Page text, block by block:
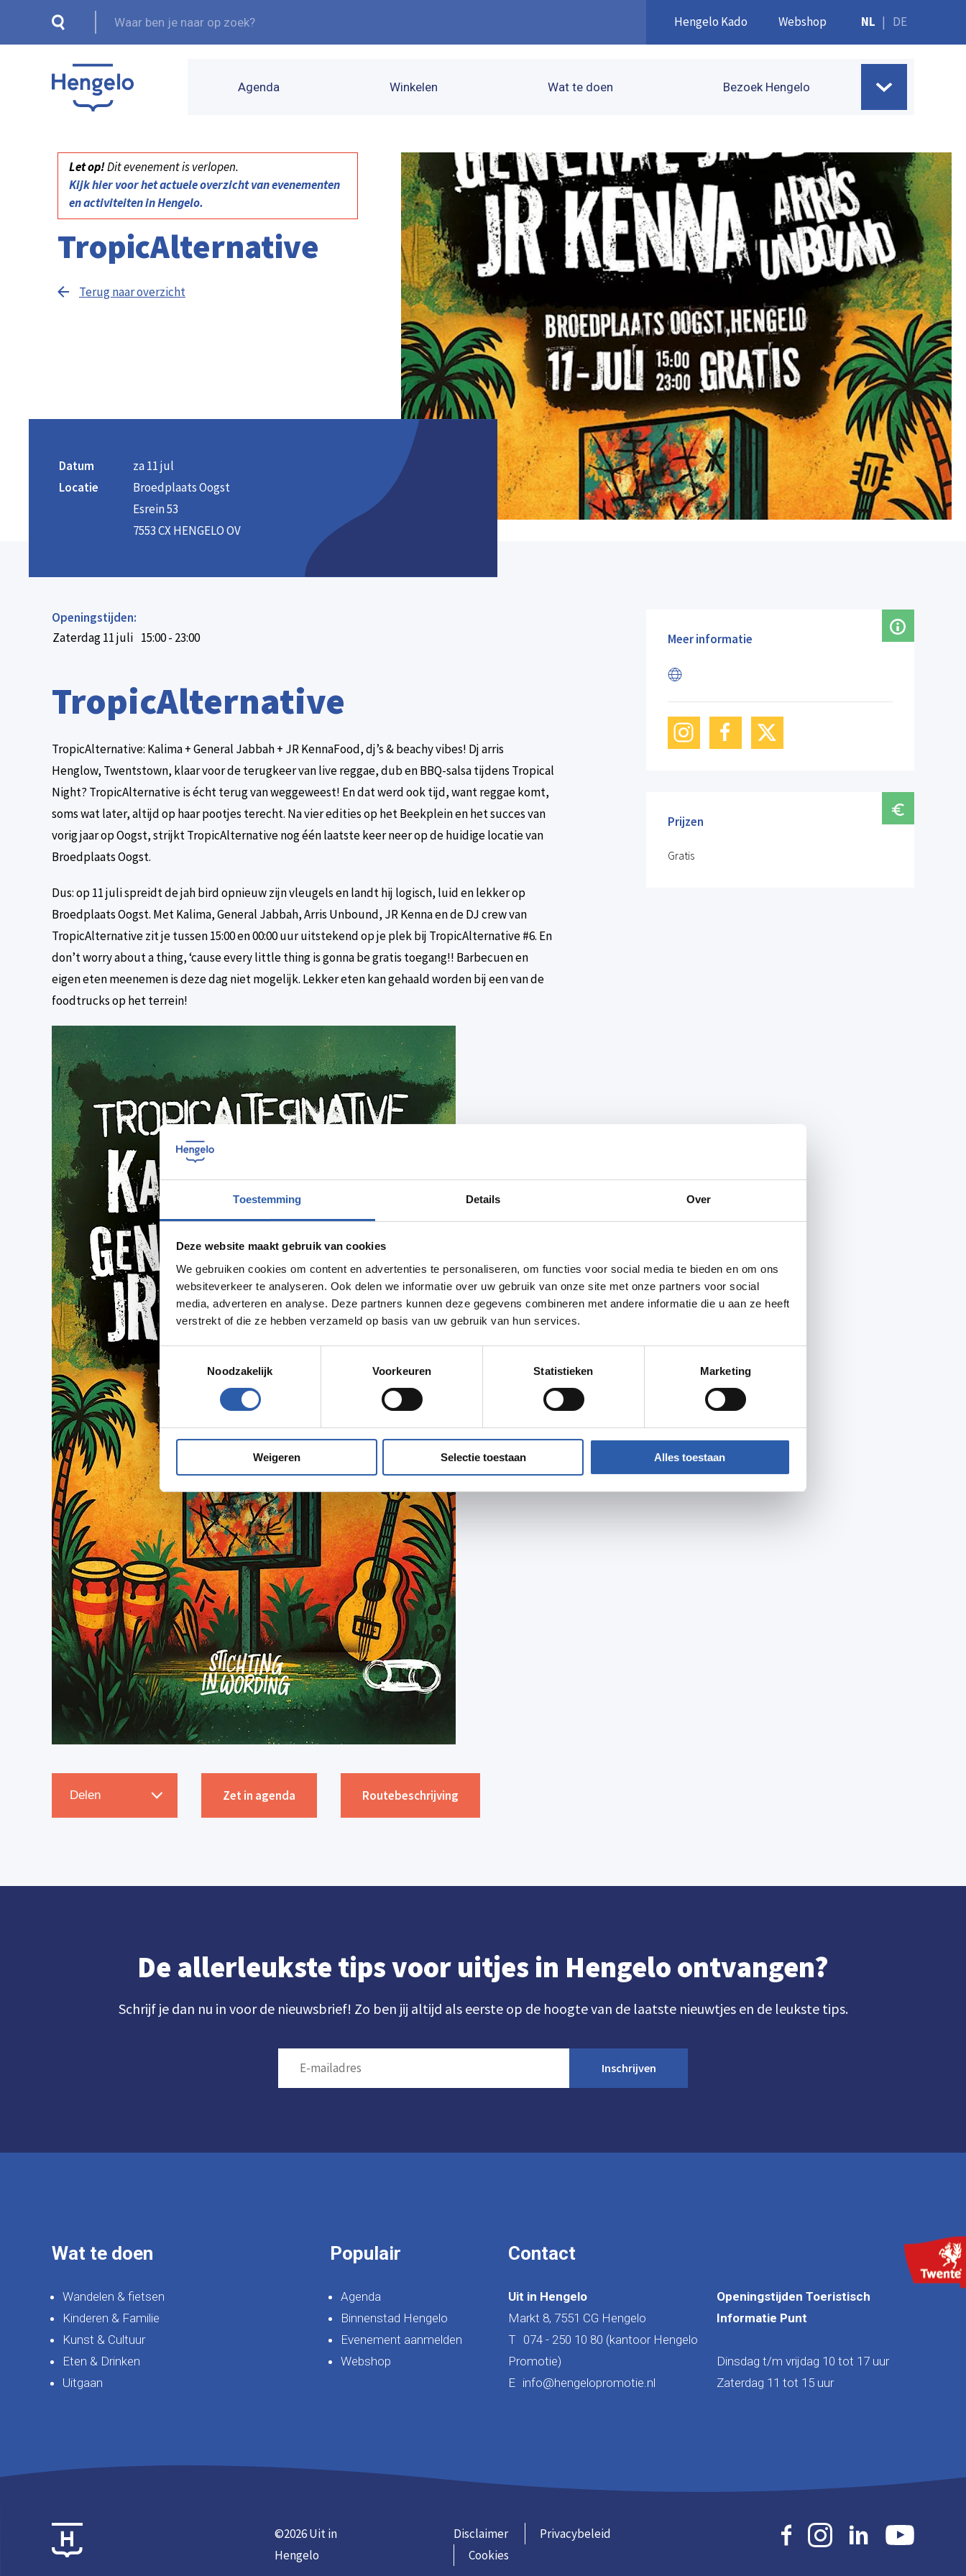
Toestemming Details Over
Deze website maakt gebruik van cookies
We gebruiken cookies om content en advertenties te personaliseren, om functies voor social media te bieden en om ons
websiteverkeer te analyseren. Ook delen we informatie over uw gebruik van onze site met onze partners voor social
media, adverteren en analyse. Deze partners kunnen deze gegevens combineren met andere informatie die u aan ze heeft
verstrekt of die ze hebben verzameld op basis van uw gebruik van hun services.
Noodzakelijk
Voorkeuren Statistieken Marketing
Weigeren Selectie toestaan Alles toestaan
Hengelo Kado Webshop NL | DE
Agenda Winkelen Wat te doen Bezoek Hengelo
Let op!Dit evenement is verlopen.
Kijk hier voor het actuele overzicht van evenementen
en activiteiten in Hengelo.
TropicAlternative
Terug naar overzicht
Datum
za 11 jul
Locatie
Broedplaats Oogst
Esrein 53
7553 CX HENGELO OV
Openingstijden:
Zaterdag 11 juli 15:00 - 23:00
TropicAlternative
TropicAlternative: Kalima + General Jabbah + JR KennaFood, dj’s & beachy vibes! Dj arris
Henglow, Twentstown, klaar voor de terugkeer van live reggae, dub en BBQ-salsa tijdens Tropical
Night? TropicAlternative is écht terug van weggeweest! En dat werd ook tijd, want reggae komt,
soms wat later, altijd op haar pootjes terecht. Na vier edities op het Beekplein en het succes van
vorig jaar op Oogst, strijkt TropicAlternative nog één laatste keer neer op de huidige locatie van
Broedplaats Oogst.
Dus: op 11 juli spreidt de jah bird opnieuw zijn vleugels en landt hij logisch, luid en lekker op
Broedplaats Oogst. Met Kalima, General Jabbah, Arris Unbound, JR Kenna en de DJ crew van
TropicAlternative zit je tussen 15:00 en 00:00 uur uitstekend op je plek bij TropicAlternative #6. En
don’t worry about a thing, ‘cause every little thing is gonna be gratis toegang!! Barbecuen en
eigen eten meenemen is deze dag niet mogelijk. Lekker eten kan gehaald worden bij een van de
foodtrucks op het terrein!
Delen Zet in agenda Routebeschrijving
Meer informatie
Prijzen
Gratis
De allerleukste tips voor uitjes in Hengelo ontvangen?
Schrijf je dan nu in voor de nieuwsbrief! Zo ben jij altijd als eerste op de hoogte van de laatste nieuwtjes en de leukste tips.
Inschrijven
Wat te doen
Wandelen & fietsen
Kinderen & Familie
Kunst & Cultuur
Eten & Drinken
Uitgaan
Populair
Agenda
Binnenstad Hengelo
Evenement aanmelden
Webshop
Contact
Uit in Hengelo
Markt 8, 7551 CG Hengelo
T 074 - 250 10 80 (kantoor Hengelo
Promotie)
E info@hengelopromotie.nl
Openingstijden Toeristisch
Informatie Punt
Dinsdag t/m vrijdag 10 tot 17 uur
Zaterdag 11 tot 15 uur
©2026 Uit in
Hengelo
Disclaimer
Privacybeleid
Cookies